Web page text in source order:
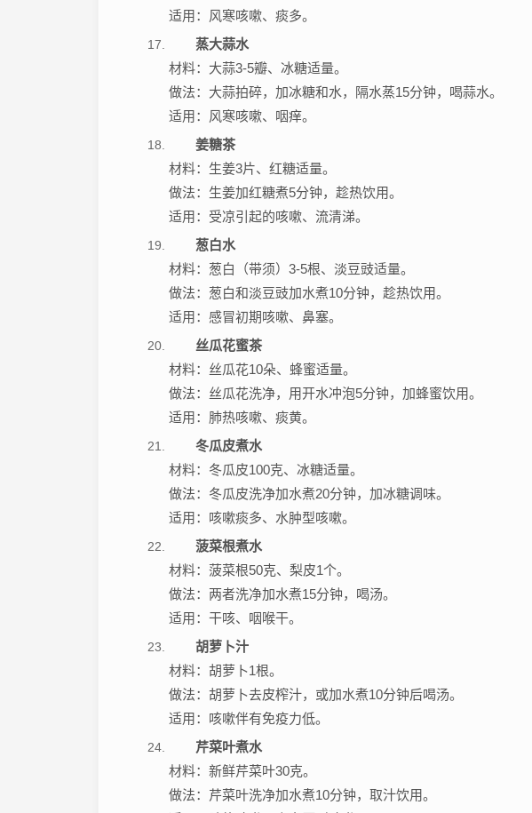
适用：风寒咳嗽、痰多。
蒸大蒜水
材料：大蒜3-5瓣、冰糖适量。
做法：大蒜拍碎，加冰糖和水，隔水蒸15分钟，喝蒜水。
适用：风寒咳嗽、咽痒。
姜糖茶
材料：生姜3片、红糖适量。
做法：生姜加红糖煮5分钟，趁热饮用。
适用：受凉引起的咳嗽、流清涕。
葱白水
材料：葱白（带须）3-5根、淡豆豉适量。
做法：葱白和淡豆豉加水煮10分钟，趁热饮用。
适用：感冒初期咳嗽、鼻塞。
丝瓜花蜜茶
材料：丝瓜花10朵、蜂蜜适量。
做法：丝瓜花洗净，用开水冲泡5分钟，加蜂蜜饮用。
适用：肺热咳嗽、痰黄。
冬瓜皮煮水
材料：冬瓜皮100克、冰糖适量。
做法：冬瓜皮洗净加水煮20分钟，加冰糖调味。
适用：咳嗽痰多、水肿型咳嗽。
菠菜根煮水
材料：菠菜根50克、梨皮1个。
做法：两者洗净加水煮15分钟，喝汤。
适用：干咳、咽喉干。
胡萝卜汁
材料：胡萝卜1根。
做法：胡萝卜去皮榨汁，或加水煮10分钟后喝汤。
适用：咳嗽伴有免疫力低。
芹菜叶煮水
材料：新鲜芹菜叶30克。
做法：芹菜叶洗净加水煮10分钟，取汁饮用。